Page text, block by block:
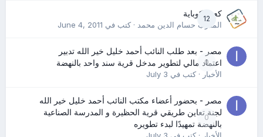
12
كعب كوباية
المدرب حسام الدين محمد· كتب في June 4, 2011
0
مصر - بعد طلب النائب أحمد خليل خير الله تدبير
اعتماد مالي لتطوير مدخل قرية سند واحد بالنهضة
الأخبار· كتب في July 3
0
مصر - بحضور أعضاء مكتب النائب أحمد خليل خير الله
لجنة تعاين طريقي قرية الحظيرة و المدرسة الصناعية
بالنهضة تمهيدًا لبدء تطويره